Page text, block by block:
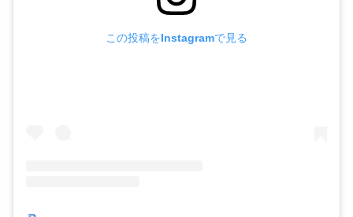
この投稿をInstagramで見る